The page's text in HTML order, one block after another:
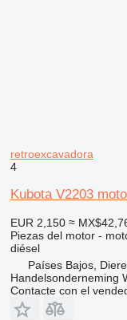
retroexcavadora
4
Kubota V2203
EUR 2,150 ≈
Piezas del motor -
diésel
Países Bajos,
Handelsonderneming
Contacte con el